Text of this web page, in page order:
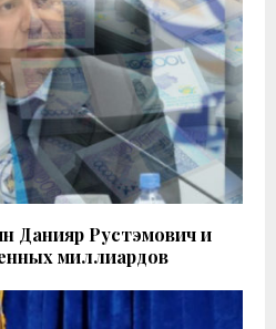
Данияр Рустэмович и
миллиардов